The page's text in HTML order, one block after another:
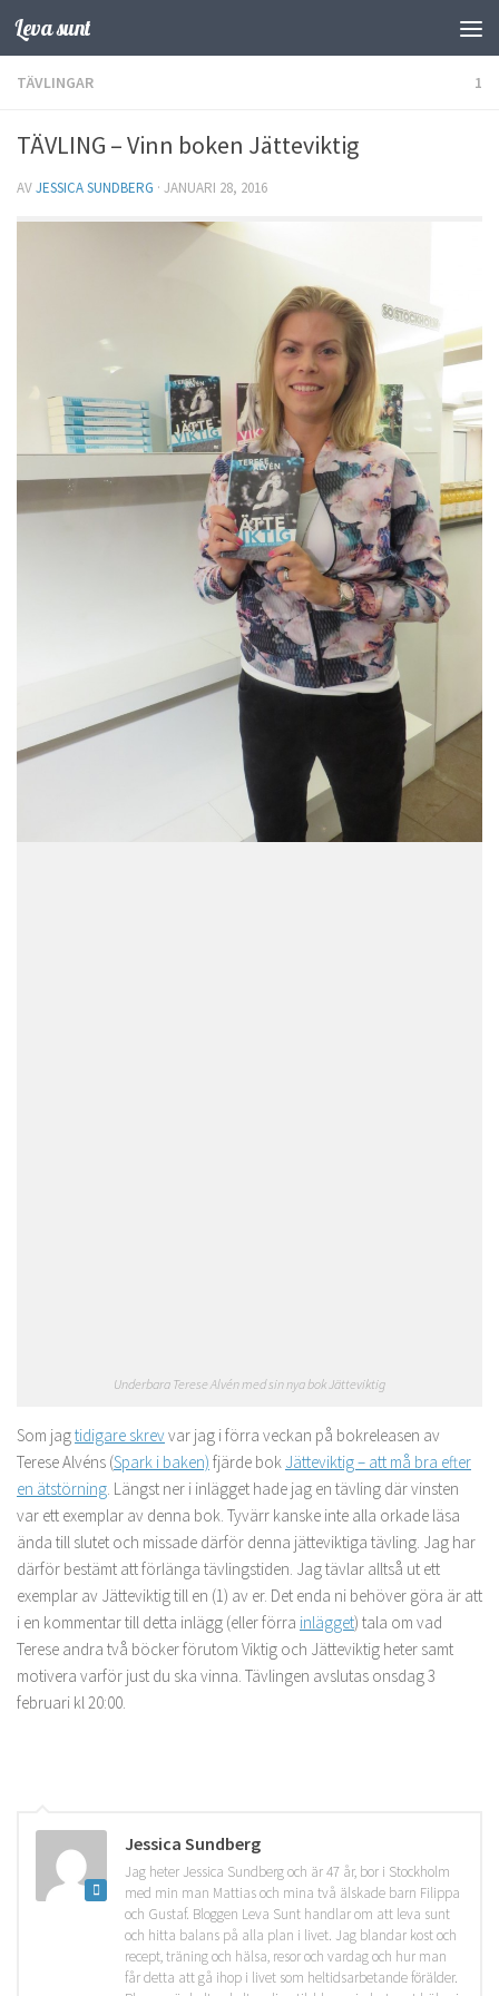
Hoppa till innehåll
Leva sunt
TÄVLINGAR 1
TÄVLING – Vinn boken Jätteviktig
AVJESSICA SUNDBERG · JANUARI 28, 2016
Underbara Terese Alvén med sin nya bok Jätteviktig
Som jagtidigare skrevvar jag i förra veckan på bokreleasen av
Terese Alvéns (Spark i baken) fjärde bok Jätteviktig – att må bra efter
en ätstörning. Längst ner i inlägget hade jag en tävling där vinsten
var ett exemplar av denna bok. Tyvärr kanske inte alla orkade läsa
ända till slutet och missade därför denna jätteviktiga tävling. Jag har
därför bestämt att förlänga tävlingstiden. Jag tävlar alltså ut ett
exemplar av Jätteviktig till en (1) av er. Det enda ni behöver göra är att
i en kommentar till detta inlägg (eller förra inlägget) tala om vad
Terese andra två böcker förutom Viktig och Jätteviktig heter samt
motivera varför just du ska vinna. Tävlingen avslutas onsdag 3
februari kl 20:00.
Jessica Sundberg
Jag heter Jessica Sundberg och är 47 år, bor i Stockholm
med min man Mattias och mina två älskade barn Filippa
och Gustaf. Bloggen Leva Sunt handlar om att leva sunt
och hitta balans på alla plan i livet. Jag blandar kost och
recept, träning och hälsa, resor och vardag och hur man
får detta att gå ihop i livet som heltidsarbetande förälder.